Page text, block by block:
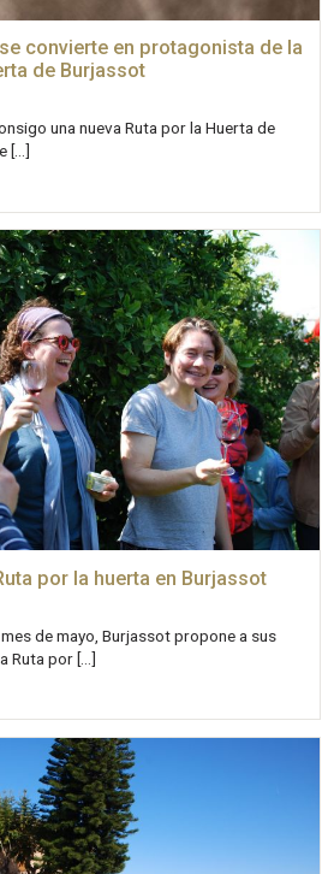
convierte en protagonista de la
de Burjassot
una nueva Ruta por la Huerta de
[…]
por la huerta en Burjassot
de mayo, Burjassot propone a sus
Ruta por […]